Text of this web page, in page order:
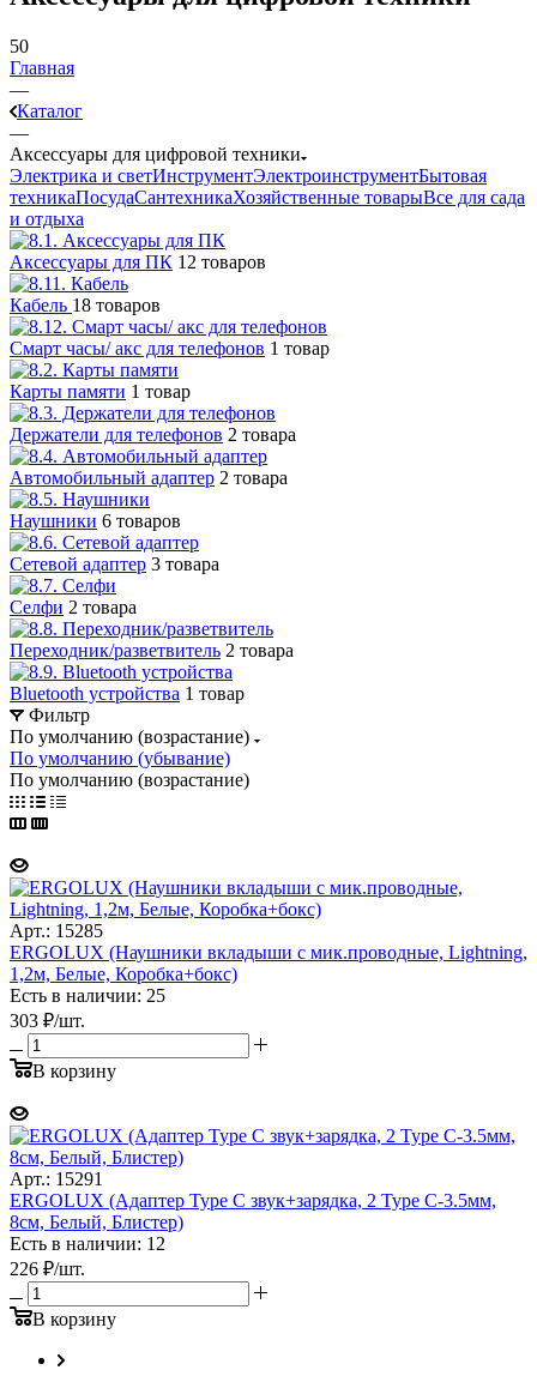
50
Главная
—
Каталог
—
Аксессуары для цифровой техники
Электрика и светИнструментЭлектроинструментБытовая
техникаПосудаСантехникаХозяйственные товарыВсе для сада
и отдыха
Аксессуары для ПК 12 товаров
Кабель 18 товаров
Смарт часы/ акс для телефонов 1 товар
Карты памяти 1 товар
Держатели для телефонов 2 товара
Автомобильный адаптер 2 товара
Наушники 6 товаров
Сетевой адаптер 3 товара
Селфи 2 товара
Переходник/разветвитель 2 товара
Bluetooth устройства 1 товар
Фильтр
По умолчанию (возрастание)
По умолчанию (убывание)
По умолчанию (возрастание)
Арт.: 15285
ERGOLUX (Наушники вкладыши с мик.проводные, Lightning,
1,2м, Белые, Коробка+бокс)
Есть в наличии: 25
303 ₽/шт.
В корзину
Арт.: 15291
ERGOLUX (Адаптер Type C звук+зарядка, 2 Type C-3.5мм,
8см, Белый, Блистер)
Есть в наличии: 12
226 ₽/шт.
В корзину